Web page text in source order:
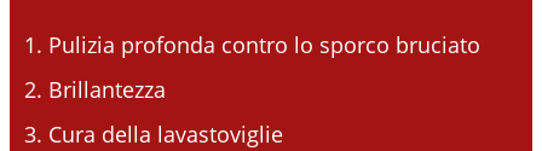
Pulizia profonda contro lo sporco bruciato
Brillantezza
Cura della lavastoviglie